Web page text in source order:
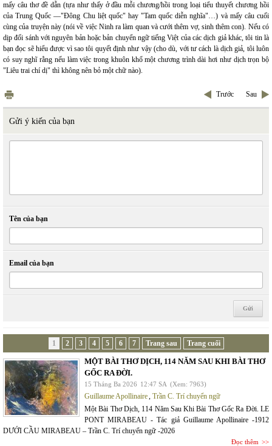
mấy câu thơ đề dẫn (tựa như thấy ở đầu mỗi chương/hồi trong loại tiểu thuyết chương hồi
của Trung Quốc ―"Đông Chu liệt quốc" hay "Tam quốc diễn nghĩa"…) và mấy câu cuối
cùng của truyện này (nói về việc Ninh ra làm quan và cưới thêm vợ, sinh thêm con). Nếu có
dịp đối sánh với nguyên bản hoặc bản chuyển ngữ tiếng Việt của các dịch giả khác, tôi tin là
bạn đọc sẽ hiểu được vì sao tôi quyết định như vậy (cho dù, với tư cách là dịch giả, tôi luôn
có suy nghĩ rằng nếu làm việc trong khuôn khổ một chương trình dài hơi như dịch trọn bộ
"Liêu trai chí dị" thì không nên bỏ một chữ nào).
Trước Sau
Gửi ý kiến của bạn
Tên của bạn
Email của bạn
1 2 3 4 5 6 7 Trang sau Trang cuối
MỘT BÀI THƠ DỊCH, 114 NĂM SAU KHI BÀI THƠ
GỐC RA ĐỜI.
15 Tháng Ba 2026 12:47 SA (Xem: 7963)
Guillaume Apollinaire, Trần C. Trí chuyển ngữ
Một Bài Thơ Dịch, 114 Năm Sau Khi Bài Thơ Gốc Ra Đời. LE
PONT MIRABEAU - Tác giả Guillaume Apollinaire -1912
DƯỚI CẦU MIRABEAU – Trần C. Trí chuyển ngữ -2026
Đọc thêm